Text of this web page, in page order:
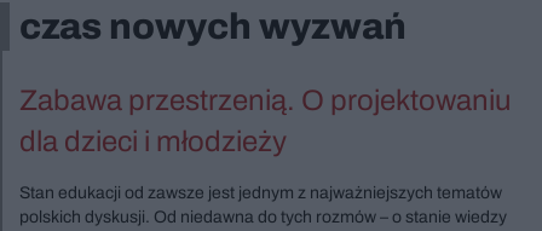
czas nowych wyzwań
Zabawa przestrzenią. O projektowaniu
dla dzieci i młodzieży
Stan edukacji od zawsze jest jednym z najważniejszych tematów
polskich dyskusji. Od niedawna do tych rozmów – o stanie wiedzy